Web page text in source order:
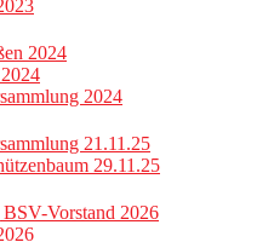
2024
2024
21.11.25
29.11.25
Vorstand 2026